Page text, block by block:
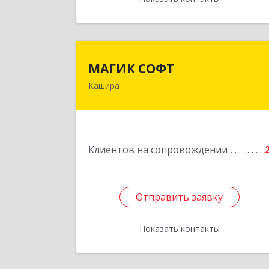
МАГИК СОФТ
Кашира
Клиентов на сопровождении
Отправить заявку
Показать контакты
Отправить заявку
Назад